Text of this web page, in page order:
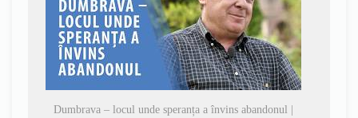
Dumbrava – locul unde speranța a învins abandonul |